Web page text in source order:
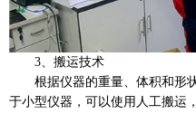
3、搬运技术
根据仪器的重量、体积和形
于小型仪器，可以使用人工搬运